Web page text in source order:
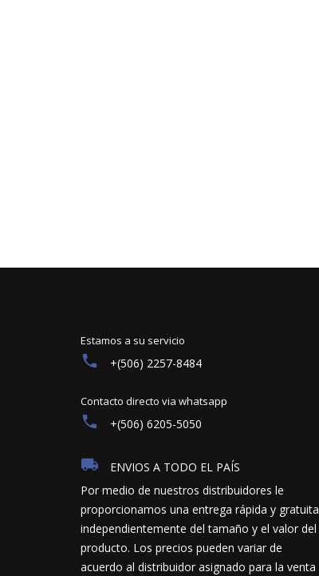
Estamos a su servicio
+(506) 2257-8484
Contacto directo via whatsapp
+(506) 6205-5050
ENVIOS A TODO EL PAÍS
Por medio de nuestros distribuidores le
proporcionamos una entrega rápida y gratuita
independientemente del tamaño y el valor del
producto. Los precios pueden variar de
acuerdo al distribuidor asignado para la venta